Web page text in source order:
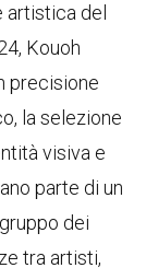
artistica del
Kouoh
precisione
la selezione
visiva e
parte di un
dei
tra artisti,